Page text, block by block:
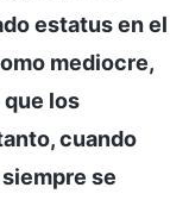
estatus en el
mediocre,
que los
cuando
se